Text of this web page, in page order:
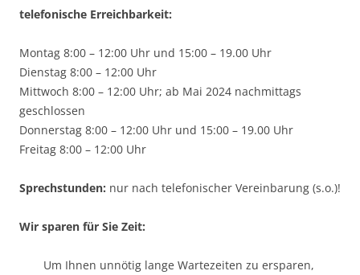
telefonische Erreichbarkeit:
Montag 8:00 – 12:00 Uhr und 15:00 – 19.00 Uhr
Dienstag 8:00 – 12:00 Uhr
Mittwoch 8:00 – 12:00 Uhr; ab Mai 2024 nachmittags
geschlossen
Donnerstag 8:00 – 12:00 Uhr und 15:00 – 19.00 Uhr
Freitag 8:00 – 12:00 Uhr
Sprechstunden: nur nach telefonischer Vereinbarung (s.o.)!
Wir sparen für Sie Zeit:
Um Ihnen unnötig lange Wartezeiten zu ersparen,